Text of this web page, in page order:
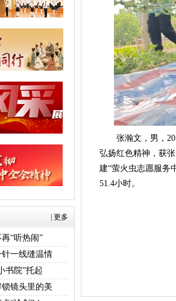
更多
“听热闹”
一线缝温情
书院”托起
镜头里的美
张瀚文，男，
弘扬红色精神，获
建“萤火虫志愿服务
51.4小时。